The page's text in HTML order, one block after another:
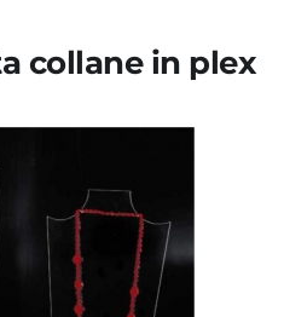
collane in plex